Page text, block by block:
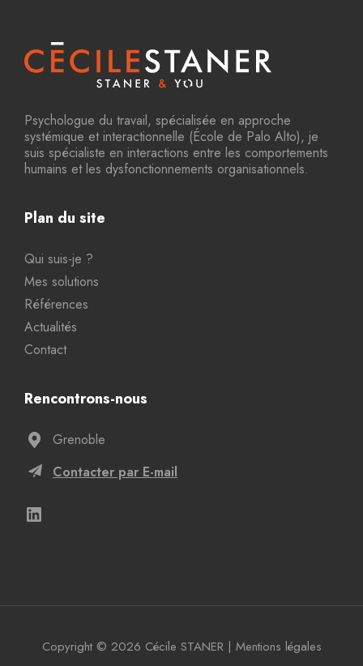
Psychologue du travail, spécialisée en approche
systémique et interactionnelle (École de Palo Alto), je
suis spécialiste en interactions entre les comportements
humains et les dysfonctionnements organisationnels.
Plan du site
Qui suis-je ?
Mes solutions
Références
Actualités
Contact
Rencontrons-nous
Grenoble
Contacter par E-mail
Copyright © 2026 Cécile STANER| Mentions légales